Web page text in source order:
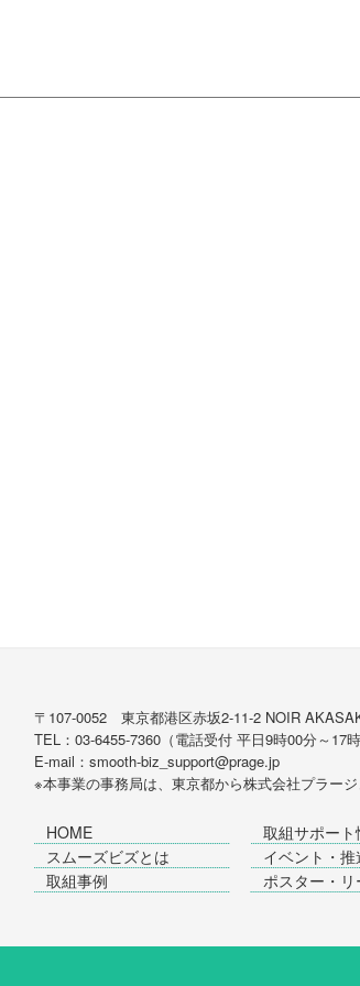
〒107-0052 東京都港区赤坂2-11-2 NOIR
TEL：03-6455-7360（電話受付 平日9時00分～17
E-mail：smooth-biz_support@prage.jp
※本事業の事務局は、東京都から株式会社プラー
HOME
スムーズビズとは
取組事例
取組サポー
イベント・
ポスター・